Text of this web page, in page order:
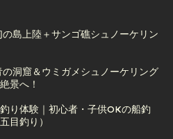
の島上陸＋サンゴ礁シュノーケリン
の島上陸＋サンゴ礁シュノーケリン
の洞窟＆ウミガメシュノーケリング
景へ！
洞窟＆ウミガメシュノーケリング
り体験｜初心者・子供OKの船釣
目釣り）